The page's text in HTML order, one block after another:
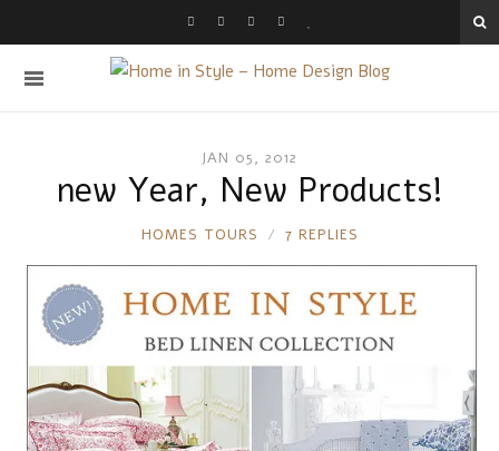
JAN 05, 2012
new Year, New Products!
RONNIE
HOMES TOURS 7 REPLIES